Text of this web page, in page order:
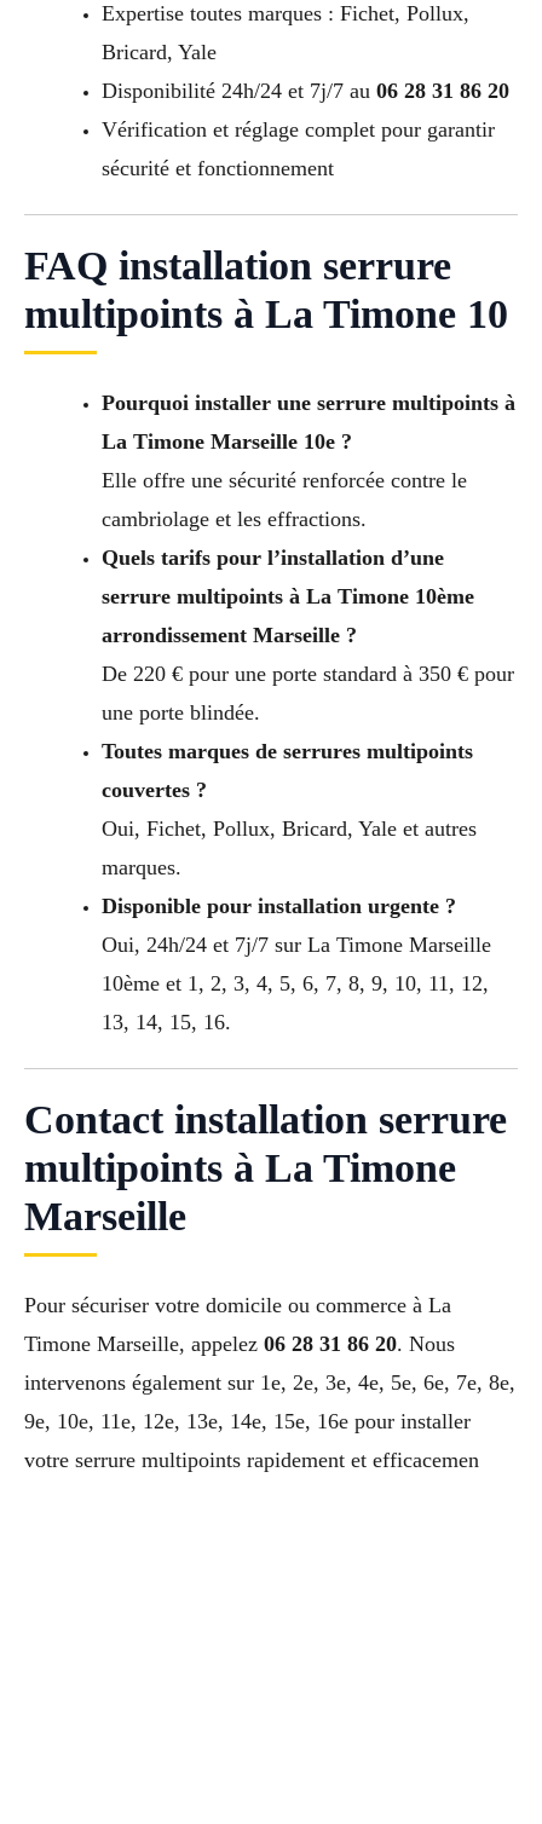
Expertise toutes marques : Fichet, Pollux,
Bricard, Yale
Disponibilité 24h/24 et 7j/7 au 06 28 31 86 20
Vérification et réglage complet pour garantir
sécurité et fonctionnement
FAQ installation serrure
multipoints à La Timone 10
Pourquoi installer une serrure multipoints à
La Timone Marseille 10e ?
Elle offre une sécurité renforcée contre le
cambriolage et les effractions.
Quels tarifs pour l’installation d’une
serrure multipoints à La Timone 10ème
arrondissement Marseille ?
De 220 € pour une porte standard à 350 € pour
une porte blindée.
Toutes marques de serrures multipoints
couvertes ?
Oui, Fichet, Pollux, Bricard, Yale et autres
marques.
Disponible pour installation urgente ?
Oui, 24h/24 et 7j/7 sur La Timone Marseille
10ème et 1, 2, 3, 4, 5, 6, 7, 8, 9, 10, 11, 12,
13, 14, 15, 16.
Contact installation serrure
multipoints à La Timone
Marseille
Pour sécuriser votre domicile ou commerce à La
Timone Marseille, appelez 06 28 31 86 20. Nous
intervenons également sur 1e, 2e, 3e, 4e, 5e, 6e, 7e, 8e,
9e, 10e, 11e, 12e, 13e, 14e, 15e, 16e pour installer
votre serrure multipoints rapidement et efficacemen